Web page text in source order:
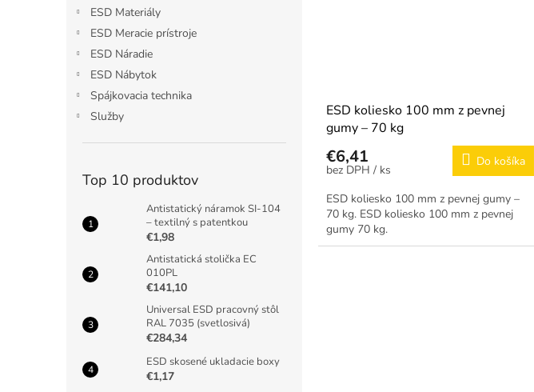
ESD Materiály
ESD Meracie prístroje
ESD Náradie
ESD Nábytok
Spájkovacia technika
Služby
Top 10 produktov
Antistatický náramok SI-104
– textilný s patentkou
€1,98
Antistatická stolička EC
010PL
€141,10
Universal ESD pracovný stôl
RAL 7035 (svetlosivá)
€284,34
ESD skosené ukladacie boxy
€1,17
ESD koliesko 100 mm z pevnej
gumy – 70 kg
€6,41
/ ks
Do košíka
ESD koliesko 100 mm z pevnej gumy –
70 kg. ESD koliesko 100 mm z pevnej
gumy 70 kg.